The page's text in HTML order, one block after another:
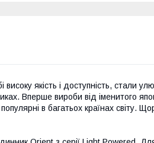
якість і доступність, стали
Вперше вироби від іменитого
в багатьох країнах світу.